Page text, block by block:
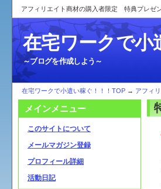
アフィリエイト商材の購入者限定 特典プレゼ
在宅ワークで小遣い稼ぐ！！！TOP → アフィ
メインメニュー
このサイトについて
メールマガジン登録
プロフィール詳細
活動日記
在宅ワークで小
～ブログを作成しよう～